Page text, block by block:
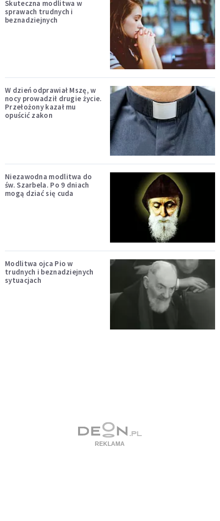
Skuteczna modlitwa w
sprawach trudnych i
beznadziejnych
W dzień odprawiał Mszę, w
nocy prowadził drugie życie.
Przełożony kazał mu
opuścić zakon
Niezawodna modlitwa do
św. Szarbela. Po 9 dniach
mogą dziać się cuda
Modlitwa ojca Pio w
trudnych i beznadziejnych
sytuacjach